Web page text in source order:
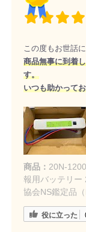
この度もお世話
商品無事に到着
す。
いつも助かって
商品： 20N-
報用バッテリー
協会NS鑑定品
役に立った